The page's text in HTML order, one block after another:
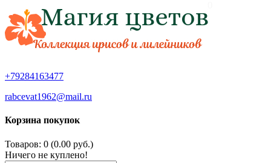
+79284163477
rabcevat1962@mail.ru
Корзина покупок
Товаров: 0 (0.00 руб.)
Ничего не куплено!